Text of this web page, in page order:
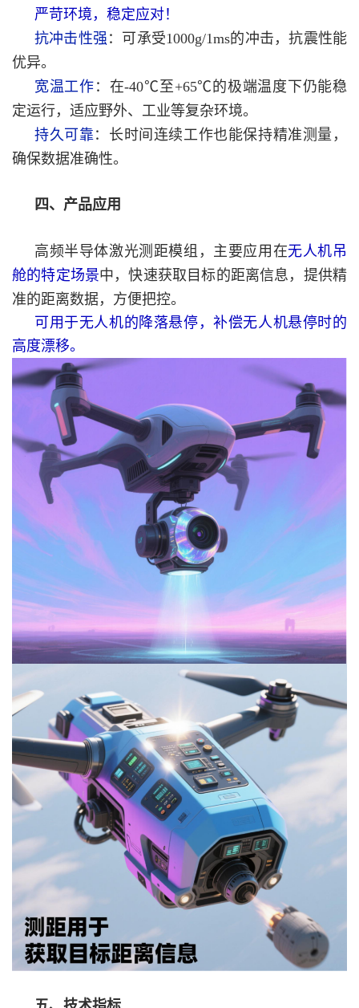
严苛环境，稳定应对！
抗冲击性强 ：可承受1000g/1ms的冲击，抗震性能
优异。
宽温工作 ：在-40℃至+65℃的极端温度下仍能稳
定运行，适应野外、工业等复杂环境。
持久可靠 ：长时间连续工作也能保持精准测量，
确保数据准确性。
四、产品应用
高频半导体激光测距模组，主要应用在无人机吊
舱的特定场景中，快速获取目标的距离信息，提供精
准的距离数据，方便把控。
可用于无人机的降落悬停，补偿无人机悬停时的
高度漂移。